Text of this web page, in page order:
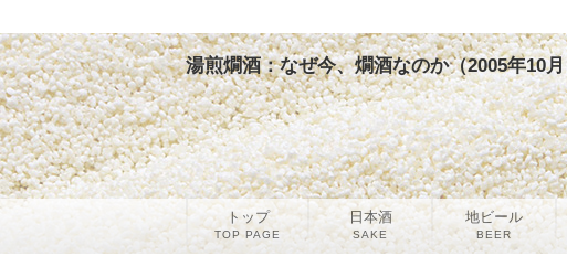
湯煎燗酒：なぜ今、燗酒なのか（2005年10
トップ
TOP PAGE
日本酒
SAKE
地ビール
BEER